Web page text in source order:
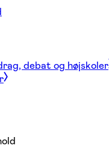
debat og højskoler